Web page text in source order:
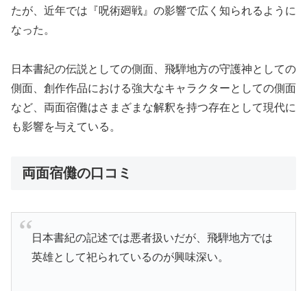
たが、近年では『呪術廻戦』の影響で広く知られるように
なった。
日本書紀の伝説としての側面、飛騨地方の守護神としての
側面、創作作品における強大なキャラクターとしての側面
など、両面宿儺はさまざまな解釈を持つ存在として現代に
も影響を与えている。
両面宿儺の口コミ
日本書紀の記述では悪者扱いだが、飛騨地方では
英雄として祀られているのが興味深い。